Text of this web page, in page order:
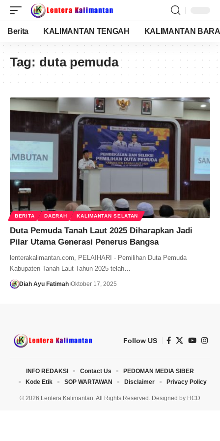
Berita KALIMANTAN TENGAH KALIMANTAN
Tag: duta pemuda
BERITA DAERAH KALIMANTAN SELATAN
Duta Pemuda Tanah Laut 2025 Diharapkan Jadi
Pilar Utama Generasi Penerus Bangsa
lenterakalimantan.com, PELAIHARI - Pemilihan Duta Pemuda
Kabupaten Tanah Laut Tahun 2025 telah…
Diah Ayu Fatimah Oktober 17, 2025
Follow US
© 2026 Lentera Kalimantan. All Rights Reserved. Designed by HCD
INFO REDAKSI Contact Us
PEDOMAN MEDIA SIBER
Kode Etik
SOP WARTAWAN Disclaimer Privacy Policy